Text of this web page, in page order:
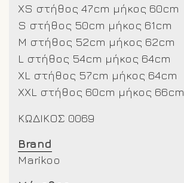
XS στήθος 47cm μήκος 60cm
S στήθος 50cm μήκος 61cm
M στήθος 52cm μήκος 62cm
L στήθος 54cm μήκος 64cm
XL στήθος 57cm μήκος 64cm
XXL στήθος 60cm μήκος 66cm
ΚΩΔΙΚΟΣ 0069
Brand
Marikoo